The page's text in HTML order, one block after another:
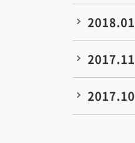
2018.01
2017.11
2017.10